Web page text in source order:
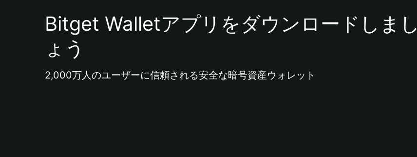
Bitget Walletアプリをダウンロードしまし
ょう
2,000万人のユーザーに信頼される安全な暗号資産ウォレット